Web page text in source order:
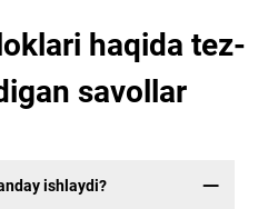
haqida tez-
savollar
ishlaydi?